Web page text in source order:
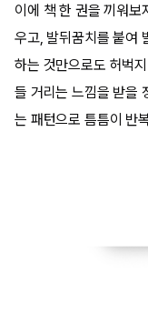
이에 책 한 권을 끼워보
우고, 발뒤꿈치를 붙여
하는 것만으로도 허벅
들 거리는 느낌을 받을
는 패턴으로 틈틈이 반